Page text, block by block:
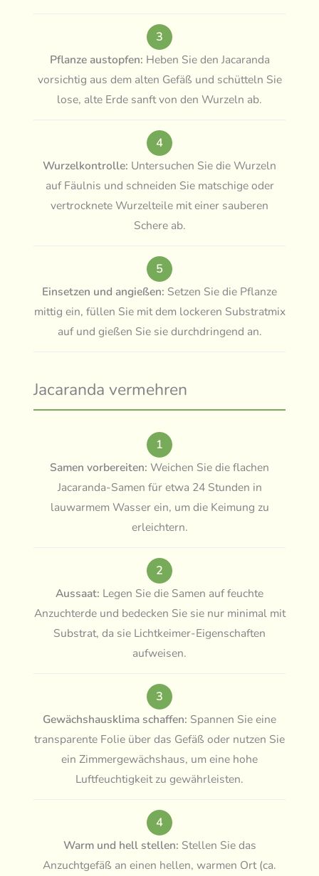
3
Pflanze austopfen: Heben Sie den Jacaranda
vorsichtig aus dem alten Gefäß und schütteln Sie
lose, alte Erde sanft von den Wurzeln ab.
4
Wurzelkontrolle: Untersuchen Sie die Wurzeln
auf Fäulnis und schneiden Sie matschige oder
vertrocknete Wurzelteile mit einer sauberen
Schere ab.
5
Einsetzen und angießen: Setzen Sie die Pflanze
mittig ein, füllen Sie mit dem lockeren Substratmix
auf und gießen Sie sie durchdringend an.
Jacaranda vermehren
1
Samen vorbereiten: Weichen Sie die flachen
Jacaranda-Samen für etwa 24 Stunden in
lauwarmem Wasser ein, um die Keimung zu
erleichtern.
2
Aussaat: Legen Sie die Samen auf feuchte
Anzuchterde und bedecken Sie sie nur minimal mit
Substrat, da sie Lichtkeimer-Eigenschaften
aufweisen.
3
Gewächshausklima schaffen: Spannen Sie eine
transparente Folie über das Gefäß oder nutzen Sie
ein Zimmergewächshaus, um eine hohe
Luftfeuchtigkeit zu gewährleisten.
4
Warm und hell stellen: Stellen Sie das
Anzuchtgefäß an einen hellen, warmen Ort (ca.